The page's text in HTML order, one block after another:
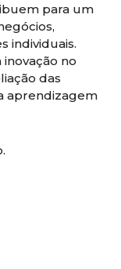
para um
individuais.
no
das
aprendizagem